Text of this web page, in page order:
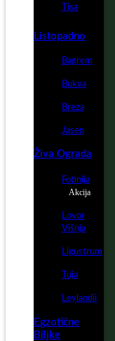
Tisa
Listopadno
Bagrem
Bukva
Breza
Jasen
Živa Ograda
Fotinija
Akcija
Lovor
Višnja
Ligustrum
Tuja
Leylandii
Egzotične
Biljke